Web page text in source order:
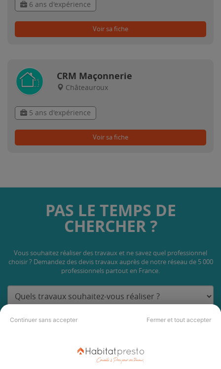
Continuer sans accepter Fermer et tout accepter
6 ans d'expérience
Voir sa fiche
CRM Maçonnerie
Châteauroux
5 ans d'expérience
Voir sa fiche
PAS LE TEMPS DE
CHERCHER ?
Vous souhaitez réaliser des travaux et ne savez quel professionnel
choisir ? Demandez des devis travaux auprès de notre réseau de 5 000
professionnels partout en France.
DEMANDER UN DEVIS